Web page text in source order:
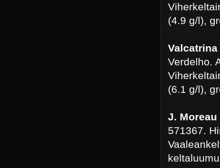
(4.9 g/l),
Verdelho.
(6.1 g/l),
J.
571367.